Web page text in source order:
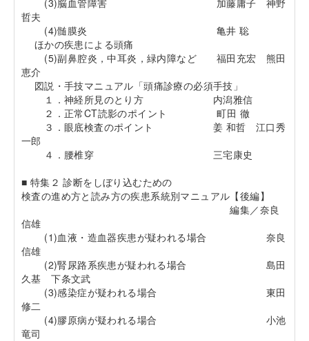
哲夫
(4)髄膜炎 亀井 聡
ほかの疾患による頭痛
(5)副鼻腔炎，中耳炎，緑内障など 福田充宏 熊田
恵介
図説・手技マニュアル「頭痛診療の必須手技」
１．神経所見のとり方 内潟雅信
２．正常CT読影のポイント 町田 徹
３．眼底検査のポイント 姜 和哲 江口秀
一郎
４．腰椎穿 三宅康史
■ 特集２ 診断をしぼり込むための
検査の進め方と読み方の疾患系統別マニュアル【後編】
編集／奈良
信雄
(1)血液・造血器疾患が疑われる場合 奈良
信雄
(2)腎尿路系疾患が疑われる場合 島田
久基 下条文武
(3)感染症が疑われる場合 東田
修二
(4)膠原病が疑われる場合 小池
竜司